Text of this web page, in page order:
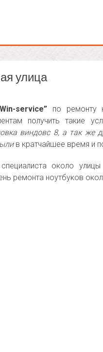
улица
service” по ремонту
получить такие
виндовс 8, а так же
в кратчайшее время и
около
ремонта ноутбуков